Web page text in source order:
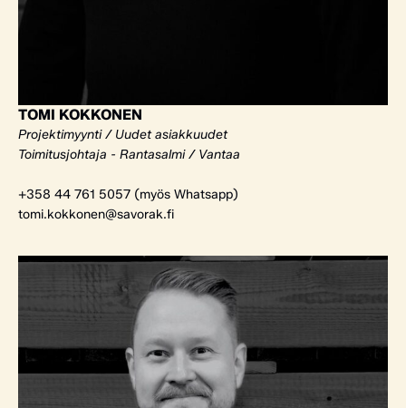
TOMI KOKKONEN
Projektimyynti / Uudet asiakkuudet
Toimitusjohtaja - Rantasalmi / Vantaa
+358 44 761 5057 (myös Whatsapp)
tomi.kokkonen@savorak.fi